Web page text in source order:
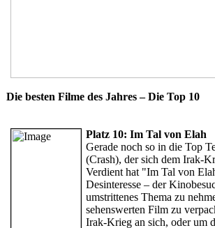
Die besten Filme des Jahres – Die Top 10
Platz 10: Im Tal von Elah
Gerade noch so in die Top
(Crash), der sich dem Irak-
Verdient hat "Im Tal von
Desinteresse – der
umstrittenes Thema zu
sehenswerten Film zu
Irak-Krieg an sich, oder um